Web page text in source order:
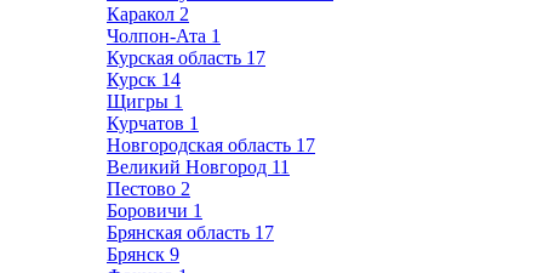
Каракол 2
Чолпон-Ата 1
Курская область 17
Курск 14
Щигры 1
Курчатов 1
Новгородская область 17
Великий Новгород 11
Пестово 2
Боровичи 1
Брянская область 17
Брянск 9